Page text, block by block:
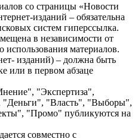
со страницы «Новости
изданий – обязательна
систем гиперссылка.
в независимости от
использования материалов.
изданий) – должна быть
или в первом абзаце
"Экспертиза",
"Деньги", "Власть", "Выборы",
"Промо" публикуются на
совместно с